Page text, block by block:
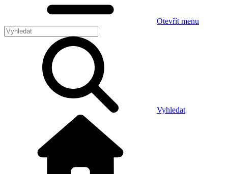
Otevřít menu
Vyhledat